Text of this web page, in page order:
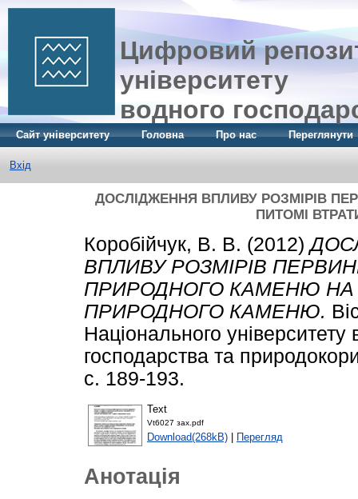
Цифровий
університету
водного
Сайт університету Головна Про нас Переглянути
Вхід
ДОСЛІДЖЕННЯ ВПЛИВУ РОЗМІРІВ
ПИТОМІ
Коробійчук, В. В. (2012)
ВПЛИВУ РОЗМІРІВ
ПРИРОДНОГО КАМЕНЮ НА
ПРИРОДНОГО КАМЕНЮ.
Національного університету
господарства та
с. 189-193.
Text
Vt6027 зах.pdf
Download(268kB) | Перегляд
Анотація